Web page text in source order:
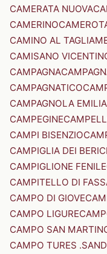
CAMERATA NUOVA
CAMERINO
CAMINO AL
CAMISANO
CAMPAGNA
CAMPAGNATICO
CAMPAGNOLA EMILIA
CAMPEGINE
CAMPI BISENZIO
CAMPIGLIA DEI BERICI
CAMPIGLIONE FENILE
CAMPITELLO DI
CAMPO DI GIOVE
CAMPO LIGURE
CAMPO SAN
CAMPO TURES